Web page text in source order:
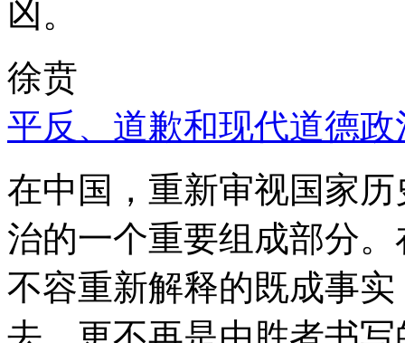
凶。
徐贲
平反、道歉和现代道德政
在中国，重新审视国家
治的一个重要组成部分
不容重新解释的既成事